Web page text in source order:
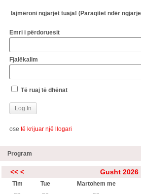
lajmëroni ngjarjet tuaja! (Paraqitet ndër
Emri i përdoruesit
Fjalëkalim
Të ruaj të dhënat
ose të krijuar një llogari
Program
<< < Gusht 2026
Tim Tue Martohem me